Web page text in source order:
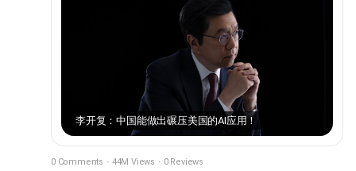
assistant Danny Rohl is an early contender for the job. Click
here for the latest fixtures and results Listen live to
talkSPORT right here Gameweek 16 fixtures Saturday,
December 14 Arsenal 0-0 Everton – FT Wolves 1-2 Ipswich
– FT Newcastle 4-0 Leicester – FT Liverpool 2-2 Fulham –
FT Nottingham Forest 2-1 Aston Villa – FT Sunday,
December 15 Brighton 1-3 Crystal Palace – FT Man City 1-2
Man United – FT Southampton 0-5 Tottenham – FT
Chelsea 2-1 Brentford – FT Monday, December 16
Bournemouth vs West Ham – 8pm – LIVE on talkSPORT
李开复：中国能做出碾压美国的AI应用！
0 Comments · 44M Views · 0 Reviews